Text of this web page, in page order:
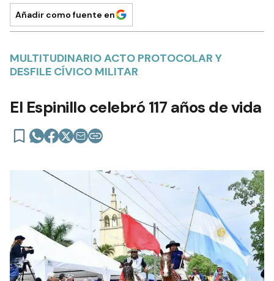
Añadir como fuente en
MULTITUDINARIO ACTO PROTOCOLAR Y
DESFILE CÍVICO MILITAR
El Espinillo celebró 117 años de vida